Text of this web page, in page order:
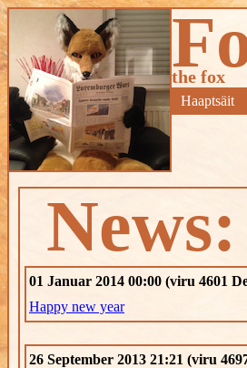
the fox
Haaptsäit
News:
01 Januar 2014 00:00 (viru 4601
Happy new year
26 September 2013 21:21 (viru